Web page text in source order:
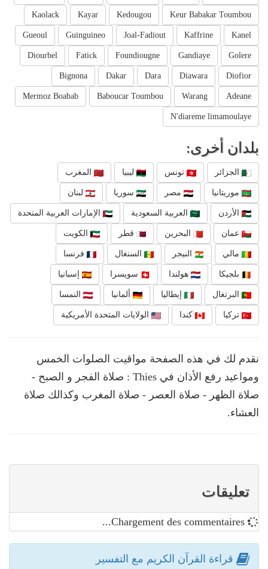
Keur Babakar Toumbou
Kedougou
Kayar
Kaolack
Kanel
Kaffrine
Joal-Fadiout
Guinguineo
Gueoul
Golere
Gandiaye
Foundiougne
Fatick
Diourbel
Diofior
Diawara
Dara
Dakar
Bignona
Adeane
Warang
Baboucar Toumbou
Mermoz Boabab
N'diareme limamoulaye
بلدان أخرى:
الجزائر تونس ليبيا المغرب
موريتانيا مصر سوريا لبنان
الأردن العربية السعودية الإمارات العربية المتحدة
عمان البحرين قطر الكويت
مالي النيجر السنغال فرنسا
بلجيكا هولندا سويسرا إسبانيا
البرتغال إيطاليا ألمانيا النمسا
تركيا كندا الولايات المتحدة الأمريكية
نقدم لك في هذه الصفحة مواقيت الصلوات الخمس
ومواعيد رفع الأذان في Thies : صلاة الفجر و الصبح -
صلاة الظهر - صلاة العصر - صلاة المغرب وكذالك صلاة
العشاء.
تعليقات
Chargement des commentaires...
قراءة القرآن الكريم مع التفسير